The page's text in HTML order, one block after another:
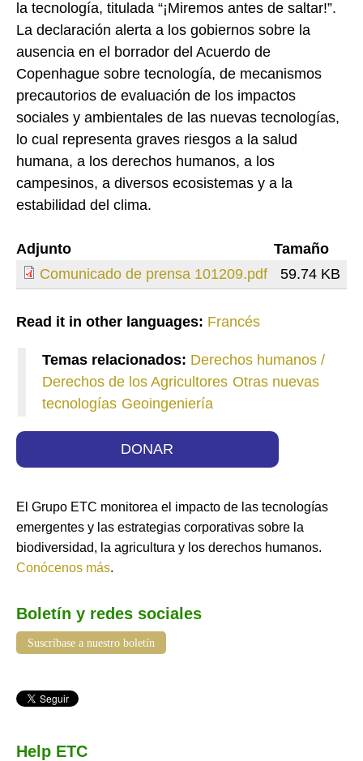
la tecnología, titulada “¡Miremos antes de saltar!”.
La declaración alerta a los gobiernos sobre la
ausencia en el borrador del Acuerdo de
Copenhague sobre tecnología, de mecanismos
precautorios de evaluación de los impactos
sociales y ambientales de las nuevas tecnologías,
lo cual representa graves riesgos a la salud
humana, a los derechos humanos, a los
campesinos, a diversos ecosistemas y a la
estabilidad del clima.
Adjunto
Tamaño
Comunicado de prensa 101209.pdf
59.74 KB
Read it in other languages: Francés
Temas relacionados: Derechos humanos /
Derechos de los Agricultores Otras nuevas
tecnologías Geoingeniería
DONAR
El Grupo ETC monitorea el impacto de las tecnologías
emergentes y las estrategias corporativas sobre la
biodiversidad, la agricultura y los derechos humanos.
Conócenos más.
Boletín y redes sociales
Suscríbase a nuestro boletín
Help ETC